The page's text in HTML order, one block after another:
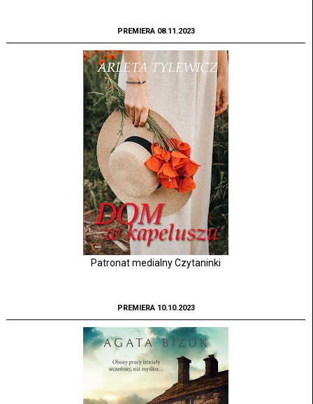
PREMIERA 08.11.2023
Patronat medialny Czytaninki
PREMIERA 10.10.2023